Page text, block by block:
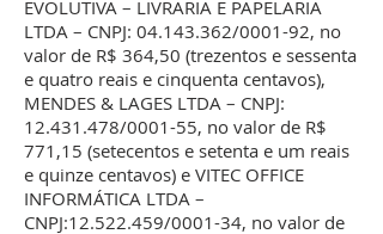
EVOLUTIVA – LIVRARIA E PAPELARIA
LTDA – CNPJ: 04.143.362/0001-92, no
valor de R$ 364,50 (trezentos e sessenta
e quatro reais e cinquenta centavos),
MENDES & LAGES LTDA – CNPJ:
12.431.478/0001-55, no valor de R$
771,15 (setecentos e setenta e um reais
e quinze centavos) e VITEC OFFICE
INFORMÁTICA LTDA –
CNPJ:12.522.459/0001-34, no valor de